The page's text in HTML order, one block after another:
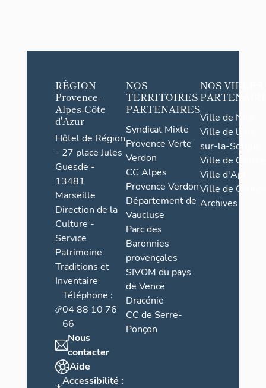
RÉGION
Provence-
Alpes-Côte
d'Azur
Hôtel de Région
- 27 place Jules
Guesde -
13481
Marseille
Direction de la
Culture -
Service
Patrimoine
Traditions et
Inventaire
Téléphone :
04 88 10 76
66
Nous
contacter
Aide
Accessibilité :
NOS
TERRITOIRES
PARTENAIRES
Syndicat Mixte
Provence Verte
Verdon
CC Alpes
Provence Verdon
Département de
Vaucluse
Parc des
Baronnies
provençales
SIVOM du pays
de Vence
Dracénie
CC de Serre-
Ponçon
NOS VILLES
Ville de Nice
Ville de l'Isle-
sur-la-Sorgue
Ville de Grasse
Ville d'Apt
Ville de
Archives